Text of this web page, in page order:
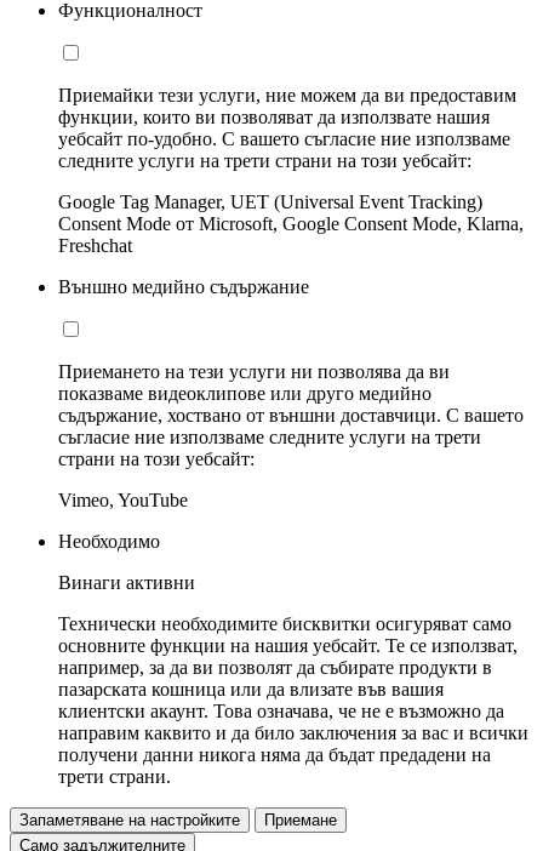
Функционалност
Приемайки тези услуги, ние можем да ви предоставим
функции, които ви позволяват да използвате нашия
уебсайт по-удобно. С вашето съгласие ние използваме
следните услуги на трети страни на този уебсайт:
Google Tag Manager, UET (Universal Event Tracking)
Consent Mode от Microsoft, Google Consent Mode, Klarna,
Freshchat
Външно медийно съдържание
Приемането на тези услуги ни позволява да ви
показваме видеоклипове или друго медийно
съдържание, хоствано от външни доставчици. С вашето
съгласие ние използваме следните услуги на трети
страни на този уебсайт:
Vimeo, YouTube
Необходимо
Винаги активни
Технически необходимите бисквитки осигуряват само
основните функции на нашия уебсайт. Те се използват,
например, за да ви позволят да събирате продукти в
пазарската кошница или да влизате във вашия
клиентски акаунт. Това означава, че не е възможно да
направим каквито и да било заключения за вас и всички
получени данни никога няма да бъдат предадени на
трети страни.
Запаметяване на настройките
Приемане
Само задължителните